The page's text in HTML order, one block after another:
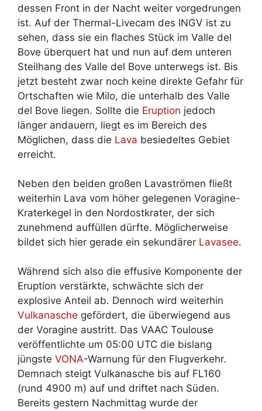
dessen Front in der Nacht weiter vorgedrungen
ist. Auf der Thermal-Livecam des INGV ist zu
sehen, dass sie ein flaches Stück im Valle del
Bove überquert hat und nun auf dem unteren
Steilhang des Valle del Bove unterwegs ist. Bis
jetzt besteht zwar noch keine direkte Gefahr für
Ortschaften wie Milo, die unterhalb des Valle
del Bove liegen. Sollte die Eruption jedoch
länger andauern, liegt es im Bereich des
Möglichen, dass die Lava besiedeltes Gebiet
erreicht.
Neben den beiden großen Lavaströmen fließt
weiterhin Lava vom höher gelegenen Voragine-
Kraterkegel in den Nordostkrater, der sich
zunehmend auffüllen dürfte. Möglicherweise
bildet sich hier gerade ein sekundärer Lavasee.
Während sich also die effusive Komponente der
Eruption verstärkte, schwächte sich der
explosive Anteil ab. Dennoch wird weiterhin
Vulkanasche gefördert, die überwiegend aus
der Voragine austritt. Das VAAC Toulouse
veröffentlichte um 05:00 UTC die bislang
jüngste VONA-Warnung für den Flugverkehr.
Demnach steigt Vulkanasche bis auf FL160
(rund 4900 m) auf und driftet nach Süden.
Bereits gestern Nachmittag wurde der